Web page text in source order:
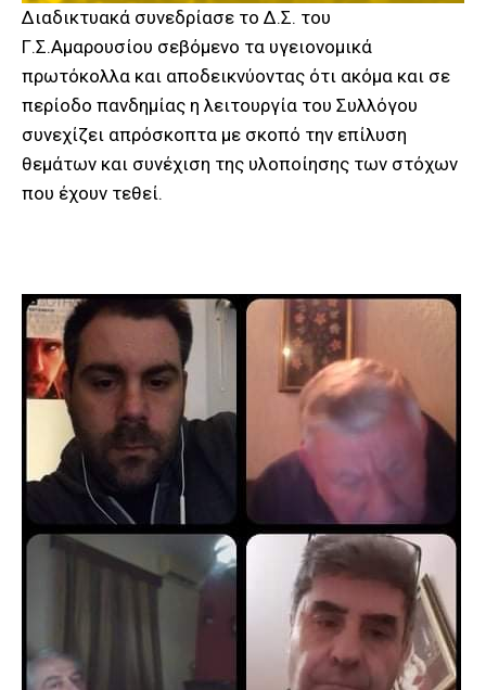
Διαδικτυακά συνεδρίασε το Δ.Σ. του
Γ.Σ.Αμαρουσίου σεβόμενο τα υγειονομικά
πρωτόκολλα και αποδεικνύοντας ότι ακόμα και σε
περίοδο πανδημίας η λειτουργία του Συλλόγου
συνεχίζει απρόσκοπτα με σκοπό την επίλυση
θεμάτων και συνέχιση της υλοποίησης των στόχων
που έχουν τεθεί.